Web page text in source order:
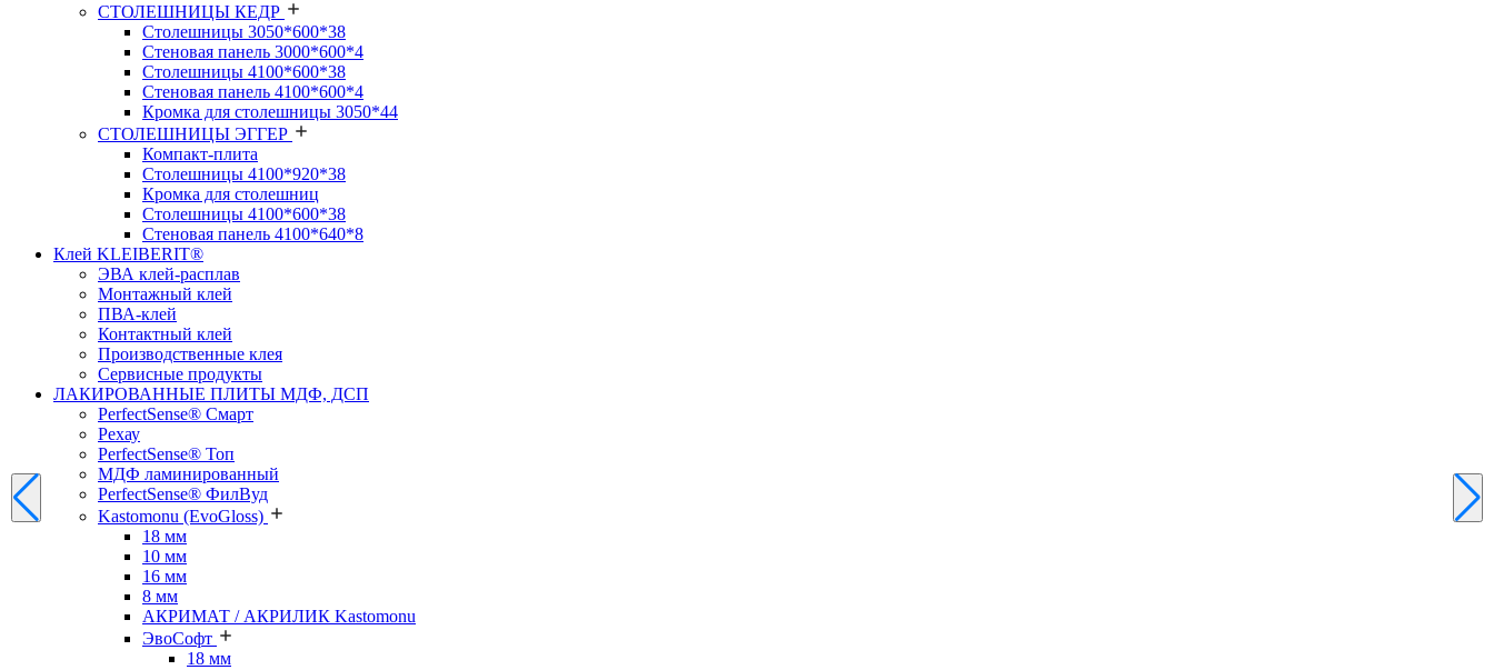
СТОЛЕШНИЦЫ КЕДР
Столешницы 3050*600*38
Стеновая панель 3000*600*4
Столешницы 4100*600*38
Стеновая панель 4100*600*4
Кромка для столешницы 3050*44
СТОЛЕШНИЦЫ ЭГГЕР
Компакт-плита
Столешницы 4100*920*38
Кромка для столешниц
Столешницы 4100*600*38
Стеновая панель 4100*640*8
Клей KLEIBERIT®
ЭВА клей-расплав
Монтажный клей
ПВА-клей
Контактный клей
Производственные клея
Сервисные продукты
ЛАКИРОВАННЫЕ ПЛИТЫ МДФ, ДСП
PerfectSense® Смарт
Рехау
PerfectSense® Топ
МДФ ламинированный
PerfectSense® ФилВуд
Kastomonu (EvoGloss)
18 мм
10 мм
16 мм
8 мм
АКРИМАТ / АКРИЛИК Kastomonu
ЭвоСофт
18 мм